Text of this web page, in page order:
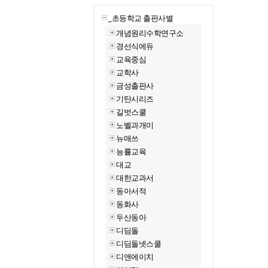
_초등학교 출판사별
개념원리수학연구소
경선식에듀
교육중심
교학사
금성출판사
기탄시리즈
길벗스쿨
노벨과개미
뉴매쓰
능률교육
대교
대한교과서
동아서적
동화사
두산동아
디딤돌
디딤돌넷스쿨
디앤에이치